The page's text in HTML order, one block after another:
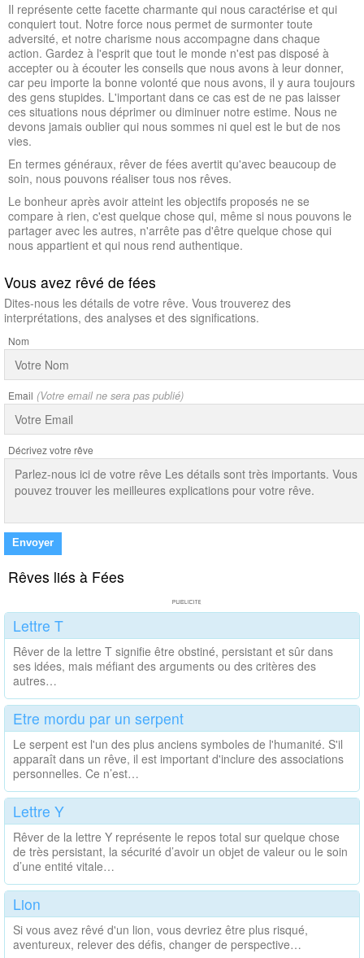
Il représente cette facette charmante qui nous caractérise et qui
conquiert tout. Notre force nous permet de surmonter toute
adversité, et notre charisme nous accompagne dans chaque
action. Gardez à l'esprit que tout le monde n'est pas disposé à
accepter ou à écouter les conseils que nous avons à leur donner,
car peu importe la bonne volonté que nous avons, il y aura toujours
des gens stupides. L'important dans ce cas est de ne pas laisser
ces situations nous déprimer ou diminuer notre estime. Nous ne
devons jamais oublier qui nous sommes ni quel est le but de nos
vies.
En termes généraux, rêver de fées avertit qu'avec beaucoup de
soin, nous pouvons réaliser tous nos rêves.
Le bonheur après avoir atteint les objectifs proposés ne se
compare à rien, c'est quelque chose qui, même si nous pouvons le
partager avec les autres, n'arrête pas d'être quelque chose qui
nous appartient et qui nous rend authentique.
Vous avez rêvé de fées
Dites-nous les détails de votre rêve. Vous trouverez des
interprétations, des analyses et des significations.
Nom
Email (Votre email ne sera pas publié)
Décrivez votre rêve
Envoyer
Rêves liés à Fées
Lettre T
Rêver de la lettre T signifie être obstiné, persistant et sûr dans
ses idées, mais méfiant des arguments ou des critères des
autres…
Etre mordu par un serpent
Le serpent est l'un des plus anciens symboles de l'humanité. S'il
apparaît dans un rêve, il est important d'inclure des associations
personnelles. Ce n’est…
Lettre Y
Rêver de la lettre Y représente le repos total sur quelque chose
de très persistant, la sécurité d’avoir un objet de valeur ou le soin
d’une entité vitale…
Lion
Si vous avez rêvé d'un lion, vous devriez être plus risqué,
aventureux, relever des défis, changer de perspective…